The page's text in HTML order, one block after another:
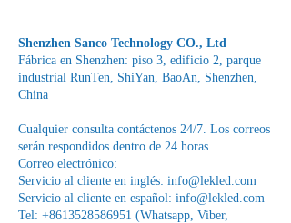
Shenzhen Sanco Technology CO., Ltd
Fábrica en Shenzhen: piso 3, edificio 2, parque
industrial RunTen, ShiYan, BaoAn, Shenzhen,
China
Cualquier consulta contáctenos 24/7. Los correos
serán respondidos dentro de 24 horas.
Correo electrónico:
Servicio al cliente en inglés: info@lekled.com
Servicio al cliente en español: info@lekled.com
Tel: +8613528586951 (Whatsapp, Viber,